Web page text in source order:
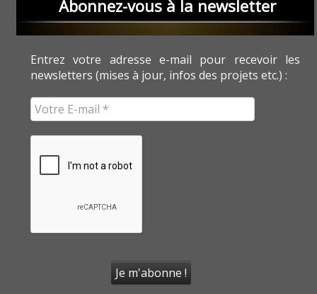
Abonnez-vous à la newsletter
Entrez votre adresse e-mail pour recevoir les
newsletters (mises à jour, infos des projets etc.) :